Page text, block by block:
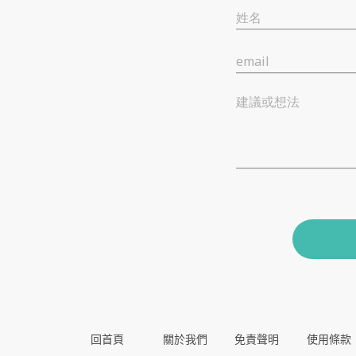
姓名
email
建議或想法
回首頁 關於我們 免責聲明 使用條款